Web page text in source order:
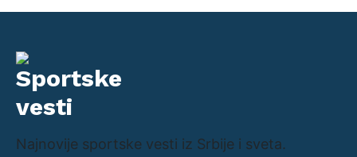
Najnovije sportske vesti iz Srbije i sveta.